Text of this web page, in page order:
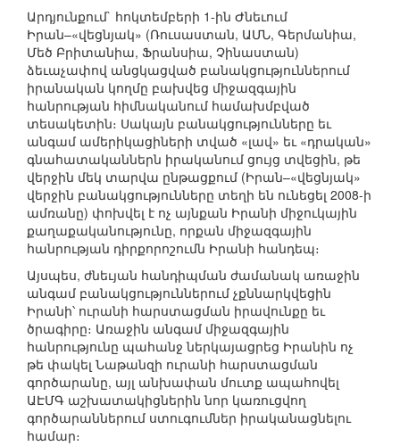
Արդյունքում` հոկտեմբերի 1-ին Ժնեւում
Իրան–«վեցնյակ» (Ռուսաստան, ԱՄՆ, Գերմանիա,
Մեծ Բրիտանիա, Ֆրանսիա, Չինաստան)
ձեւաչափով անցկացված բանակցություններում
իրանական կողմը բախվեց միջազգային
հանրության հիմնականում համախմբված
տեսակետին։ Սակայն բանակցությունները եւ
անգամ ամերիկացիների տված «լավ» եւ «դրական»
գնահատականներն իրականում ցույց տվեցին, թե
վերջին մեկ տարվա ընթացքում (Իրան–«վեցնյակ»
վերջին բանակցությունները տեղի են ունեցել 2008-ի
ամռանը) փոխվել է ոչ այնքան Իրանի միջուկային
քաղաքականությունը, որքան միջազգային
հանրության դիրքորոշումն Իրանի հանդեպ։
Այսպես, ժնեւյան հանդիպման ժամանակ առաջին
անգամ բանակցություններում չքննարկվեցին
Իրանի՝ ուրանի հարստացման իրավունքը եւ
ծրագիրը։ Առաջին անգամ միջազգային
հանրությունը պահանջ ներկայացրեց Իրանին ոչ
թե փակել Նաթանզի ուրանի հարստացման
գործարանը, այլ անխափան մուտք ապահովել
ԱԷՄԳ աշխատակիցներին նոր կառուցվող
գործարաններում ստուգումներ իրականացնելու
համար։